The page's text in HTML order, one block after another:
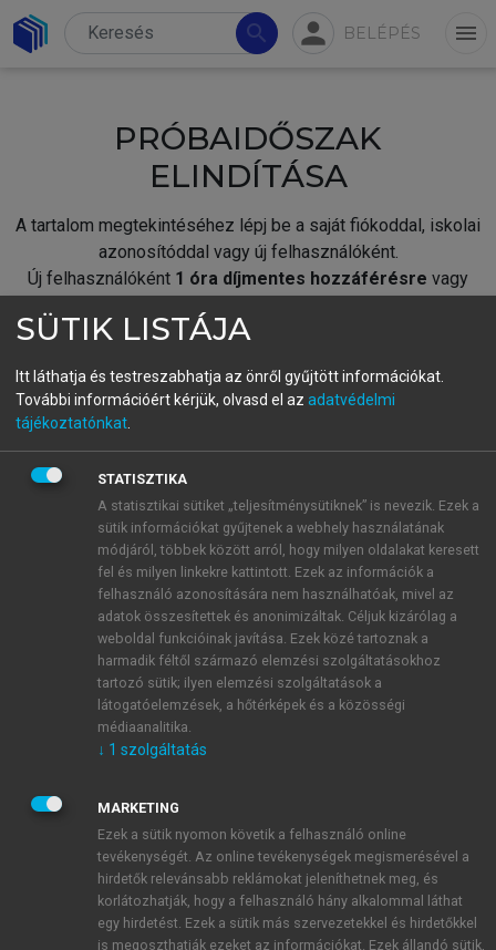
search person BELÉPÉS menu
PRÓBAIDŐSZAK
ELINDÍTÁSA
A tartalom megtekintéséhez lépj be a saját fiókoddal, iskolai
azonosítóddal vagy új felhasználóként.
Új felhasználóként 1 óra díjmentes hozzáférésre vagy
fiókoddal,vagy hozz létre új fiókot.
A regisztráció után apróbaidőszakautomatikusan
BELÉPÉS SAJÁT FIÓKKAL
ÚJ FIÓK LÉTREHOZÁSA
1 óra díjmentes hozzáférés
E-MAIL-CÍM
JELSZÓ
JELSZÓ ÚJRA
SÜTIK LISTÁJA
Itt láthatja és testreszabhatja az önről gyűjtött információkat.
További információért kérjük, olvasd el az adatvédelmi
tájékoztatónkat
STATISZTIKA
A statisztikai sütiket „teljesítménysütiknek” is nevezik. Ezek a
sütik információkat gyűjtenek a webhely használatának
módjáról, többek között arról, hogy milyen oldalakat keresett
fel és milyen linkekre kattintott. Ezek az információk a
felhasználó azonosítására nem használhatóak, mivel az
adatok összesítettek és anonimizáltak. Céljuk kizárólag a
weboldal funkcióinak javítása. Ezek közé tartoznak a
harmadik féltől származó elemzési szolgáltatásokhoz
tartozó sütik; ilyen elemzési szolgáltatások a
látogatóelemzések, a hőtérképek és a közösségi
médiaanalitika.
↓ 1 szolgáltatás
MARKETING
Ezek a sütik nyomon követik a felhasználó online
tevékenységét. Az online tevékenységek megismerésével a
hirdetők relevánsabb reklámokat jeleníthetnek meg, és
korlátozhatják, hogy a felhasználó hány alkalommal láthat
egy hirdetést. Ezek a sütik más szervezetekkel és hirdetőkkel
is megoszthatják ezeket az információkat. Ezek állandó sütik,